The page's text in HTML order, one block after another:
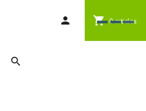
-0 articles